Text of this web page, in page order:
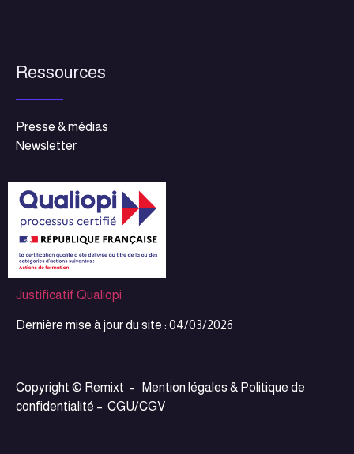
Ressources
Presse & médias
Newsletter
Justificatif Qualiopi
Dernière mise à jour du site : 04/03/2026
Copyright © Remixt –
Mention légales & Politique de
confidentialité – CGU/CGV